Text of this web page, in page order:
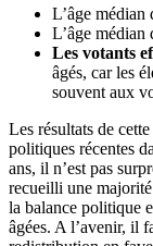
L’âge médian
L’âge médian
Les votants
âgés, car les
souvent aux
Les résultats de
politiques récentes
ans, il n’est pas
recueilli une
la balance politique
âgées. A l’avenir, il